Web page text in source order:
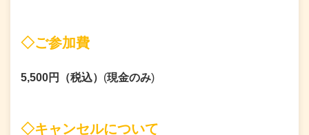
◇ご参加費
5,500円（税込） (現金のみ)
◇キャンセルについて